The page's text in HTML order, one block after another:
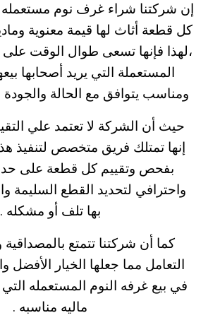
إن شركتنا شراء غرف نوم مستعمله
كل قطعة أثاث لها قيمة معنوية
،لهذا فإنها تسعى طوال الوقت
المستعملة التي يريد أصحابها
ومناسب يتوافق مع الحالة والجودة
حيث أن الشركة لا تعتمد علي
إنها تمتلك فريق متخصص لتنفيذ
بفحص وتقييم كل قطعة على
واحترافي لتحديد القطع السليمة
بها تلف أو مشكله .
كما أن شركتنا تتمتع
التعامل مما جعلها الخيار الأفضل
في بيع غرفه النوم المستعمله
ماليه مناسبه .